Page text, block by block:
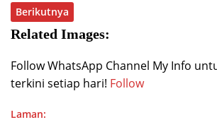
Berikutnya
Related Images:
Follow WhatsApp Channel My Info
terkini setiap hari! Follow
Laman: